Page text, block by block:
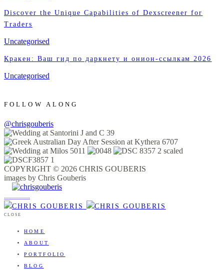
Discover the Unique Capabilities of Dexscreener for
Traders
Uncategorised
Кракен: Ваш гид по даркнету и онион-ссылкам 2026
Uncategorised
FOLLOW ALONG
@chrisgouberis
COPYRIGHT © 2026 CHRIS GOUBERIS
images by Chris Gouberis
.............
CLOSE
HOME
ABOUT
PORTFOLIO
BLOG